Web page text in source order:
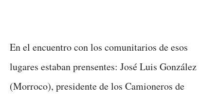
En el encuentro con los comunitarios de esos
lugares estaban prensentes: José Luis González
(Morroco), presidente de los Camioneros de